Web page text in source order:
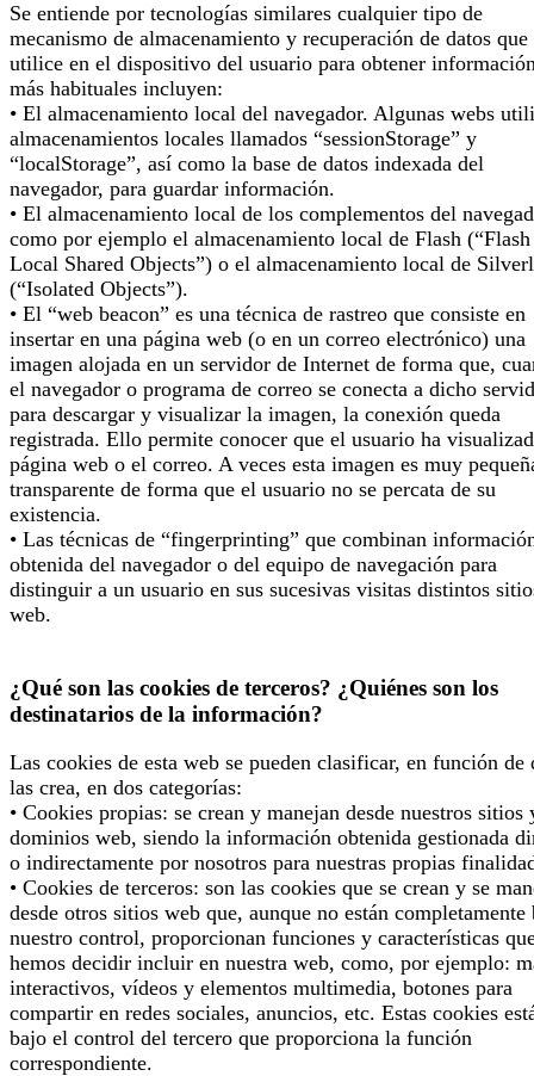
Se entiende por tecnologías similares cualquier tipo de
mecanismo de almacenamiento y recuperación de datos que
utilice en el dispositivo del usuario para obtener
más habituales incluyen:
• El almacenamiento local del navegador. Algunas webs
almacenamientos locales llamados “sessionStorage” y
“localStorage”, así como la base de datos indexada del
navegador, para guardar información.
• El almacenamiento local de los complementos del
como por ejemplo el almacenamiento local de Flash (“Flash
Local Shared Objects”) o el almacenamiento local de
(“Isolated Objects”).
• El “web beacon” es una técnica de rastreo que consiste en
insertar en una página web (o en un correo electrónico) una
imagen alojada en un servidor de Internet de forma que,
el navegador o programa de correo se conecta a dicho
para descargar y visualizar la imagen, la conexión queda
registrada. Ello permite conocer que el usuario ha
página web o el correo. A veces esta imagen es muy
transparente de forma que el usuario no se percata de su
existencia.
• Las técnicas de “fingerprinting” que combinan
obtenida del navegador o del equipo de navegación para
distinguir a un usuario en sus sucesivas visitas distintos
web.
¿Qué son las cookies de terceros? ¿Quiénes son los
destinatarios de la información?
Las cookies de esta web se pueden clasificar, en función de
las crea, en dos categorías:
• Cookies propias: se crean y manejan desde nuestros sitios
dominios web, siendo la información obtenida gestionada
o indirectamente por nosotros para nuestras propias
• Cookies de terceros: son las cookies que se crean y se
desde otros sitios web que, aunque no están completamente
nuestro control, proporcionan funciones y características
hemos decidir incluir en nuestra web, como, por ejemplo:
interactivos, vídeos y elementos multimedia, botones para
compartir en redes sociales, anuncios, etc. Estas cookies
bajo el control del tercero que proporciona la función
correspondiente.